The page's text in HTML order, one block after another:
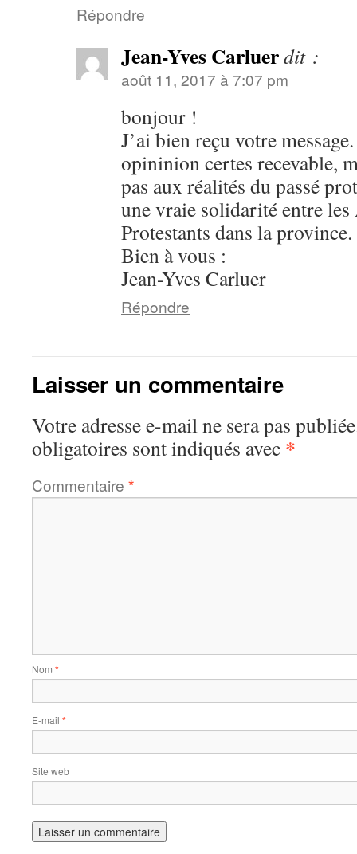
Répondre
Jean-Yves Carluerdit :
août 11, 2017 à 7:07 pm
bonjour !
J’ai bien reçu votre
opininion certes recevable,
pas aux réalités du passé
une vraie solidarité entre
Protestants dans la province.
Bien à vous :
Jean-Yves Carluer
Répondre
Laisser un commentaire
Votre adresse e-mail ne sera pas
obligatoires sont indiqués avec *
Commentaire *
Nom *
E-mail *
Site web